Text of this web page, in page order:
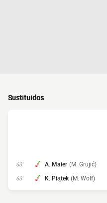
Sustituidos
63' A. Maier (M. Grujić)
63' K. Piątek (M. Wolf)